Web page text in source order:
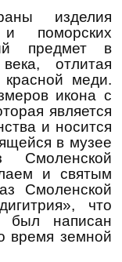
изделия
и поморских
предмет в
отлитая
красной меди.
икона с
является
и носится
в музее
Смоленской
и святым
Смоленской
что
был написан
время земной